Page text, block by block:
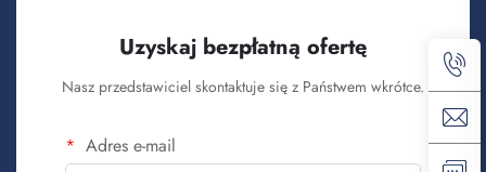
Uzyskaj bezpłatną ofertę
Nasz przedstawiciel skontaktuje się z Państwem wkrótce.
Adres e-mail